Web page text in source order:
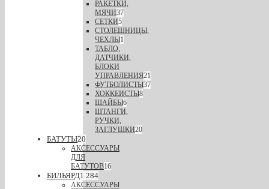
РАКЕТКИ,
МЯЧИ37
СЕТКИ5
СТОЛЕШНИЦЫ,
ЧЕХЛЫ1
ТАБЛО,
ДАТЧИКИ,
БЛОКИ
УПРАВЛЕНИЯ21
ФУТБОЛИСТЫ37
ХОККЕИСТЫ8
ШАЙБЫ6
ШТАНГИ,
РУЧКИ,
ЗАГЛУШКИ20
БАТУТЫ20
АКСЕССУАРЫ
ДЛЯ
БАТУТОВ16
БИЛЬЯРД1 284
АКСЕССУАРЫ